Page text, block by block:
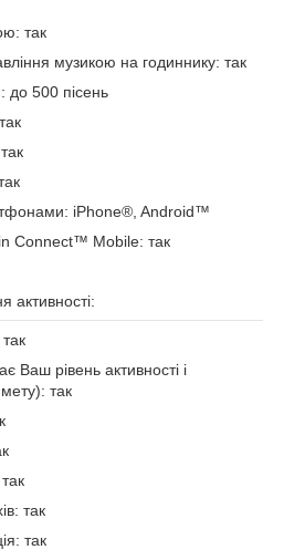
так
музикою на годиннику: так
до 500 пісень
iPhone®, Android™
Connect™ Mobile: так
активності:
Ваш рівень активності і
так
так
так